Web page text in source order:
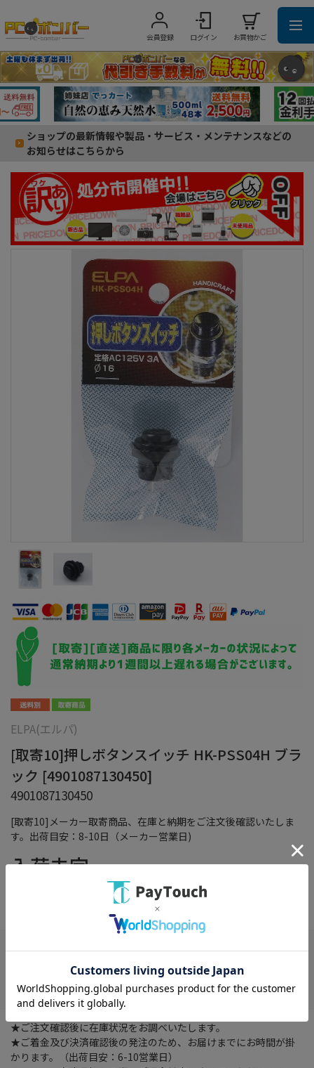
会員登録 ログイン お買物かご
ショップの最新情報や製品・サービス・メンテナンスなどの
お知らせはこちらから
[取寄10]メーカー取寄商品、在庫と納期をご注文後確認いたしま
す。出荷目安：8-10日（メーカー営業日)
ELPA(エルパ)
[取寄10]押しボタンスイッチ HK-PSS04H ブラ
ック [4901087130450]
4901087130450
入荷未定
在庫がありません
★ご注文確認後に在庫状況をお調べいたします。
★ご着金及び決済確認後の発注のため、お届けまでにお時間が掛
かります。（出荷目安：6-10営業日）